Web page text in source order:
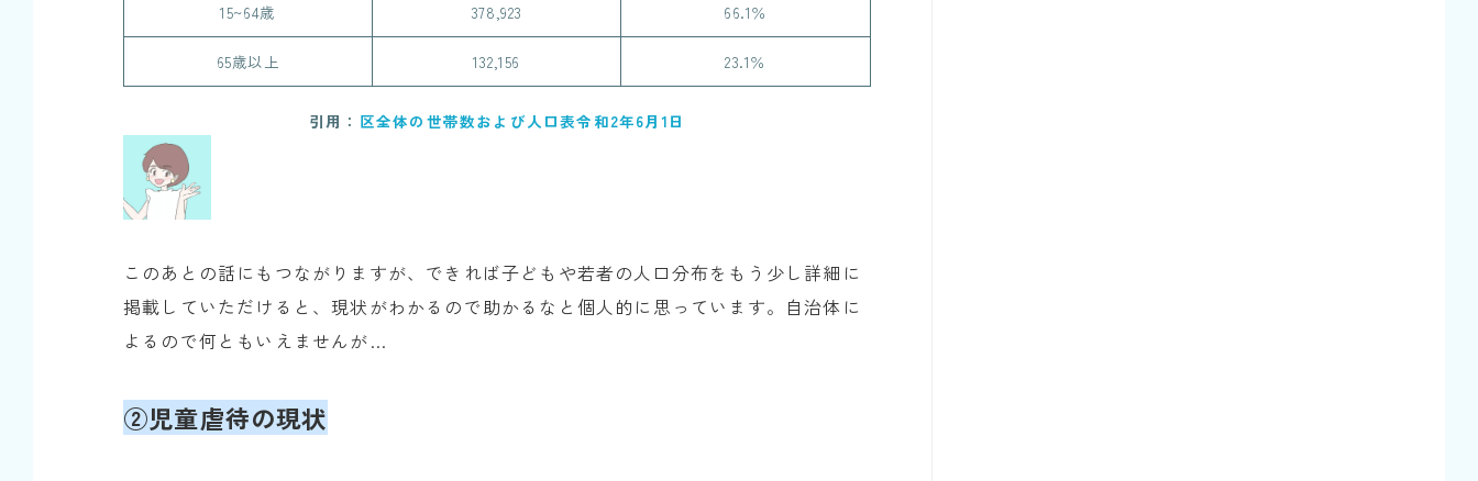
15~64歳 378,923 66.1％
65歳以上 132,156 23.1％
引用： 区全体の世帯数および人口表令和2年6月1日
このあとの話にもつながりますが、できれば子どもや若者の人口分布をもう少し詳細に
掲載していただけると、現状がわかるので助かるなと個人的に思っています。自治体に
よるので何ともいえませんが…
②児童虐待の現状